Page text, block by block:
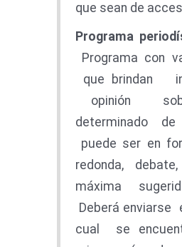
que sean de
Programa
Programa con
que brindan
opinión
determinado de
puede ser en
redonda,
máxima
Deberá enviarse
cual se